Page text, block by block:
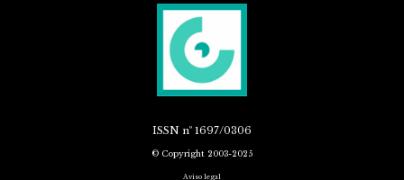
ISSN nº 1697/0306
© Copyright 2003-2025
Aviso legal